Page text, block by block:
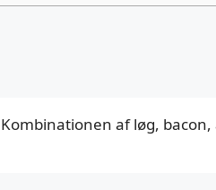
af løg,